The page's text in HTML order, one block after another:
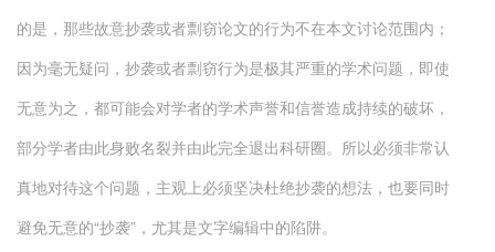
的是，那些故意抄袭或者剽窃论文的行为不在本文讨论范围内；
因为毫无疑问，抄袭或者剽窃行为是极其严重的学术问题，即使
无意为之，都可能会对学者的学术声誉和信誉造成持续的破坏，
部分学者由此身败名裂并由此完全退出科研圈。所以必须非常认
真地对待这个问题，主观上必须坚决杜绝抄袭的想法，也要同时
避免无意的“抄袭”，尤其是文字编辑中的陷阱。